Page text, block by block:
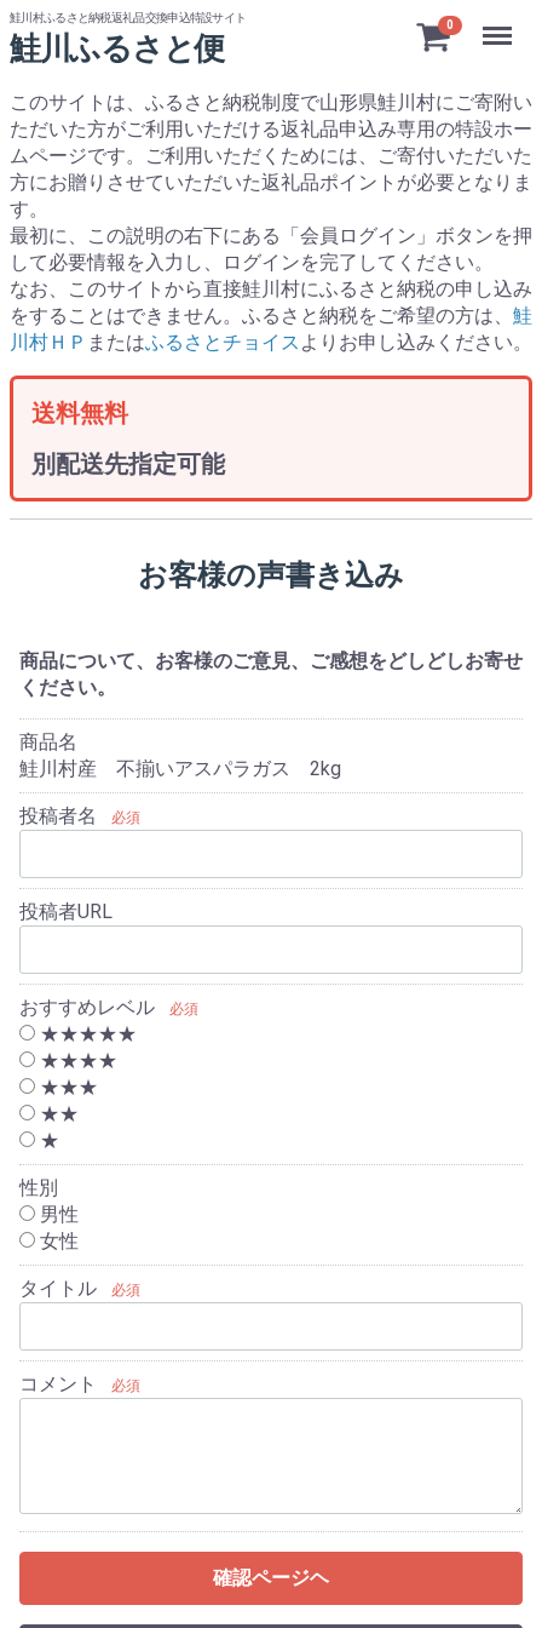
鮭川村ふるさと納税返礼品交換申込特設サイト
鮭川ふるさと便
このサイトは、ふるさと納税制度で山形県鮭川村にご寄附い
ただいた方がご利用いただける返礼品申込み専用の特設ホー
ムページです。
ご利用いただくためには、ご寄付いただいた
方にお贈りさせていただいた返礼品ポイントが必要となりま
す。
最初に、この説明の右下にある「会員ログイン」ボタンを押
して必要情報を入力し、ログインを完了してください。
なお、このサイトから直接鮭川村にふるさと納税の申し込み
をすることはできません。ふるさと納税をご希望の方は、 鮭
川村ＨＰ またはふるさとチョイス よりお申し込みください。
0
送料無料
別配送先指定可能
Menu
お客様の声書き込み
商品について、お客様のご意見、ご感想をどしどしお寄せ
ください。
商品名
鮭川村産 不揃いアスパラガス 2kg
投稿者名 必須
投稿者URL
おすすめレベル 必須
★★★★★
★★★★
★★★
★★
★
性別
男性
女性
タイトル 必須
コメント 必須
確認ページヘ